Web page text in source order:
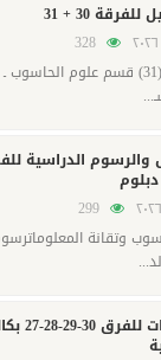
30 + 31
تسجيل الفرقة (31) قسم علوم
وتقانة
جدول